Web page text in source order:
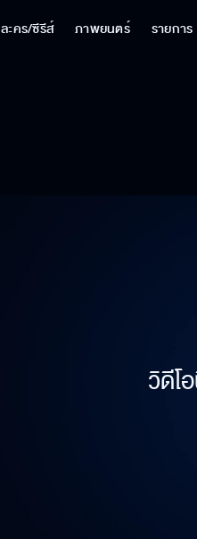
ละคร/ซีรีส์ ภาพยนตร์ รายการ
วิดีโ